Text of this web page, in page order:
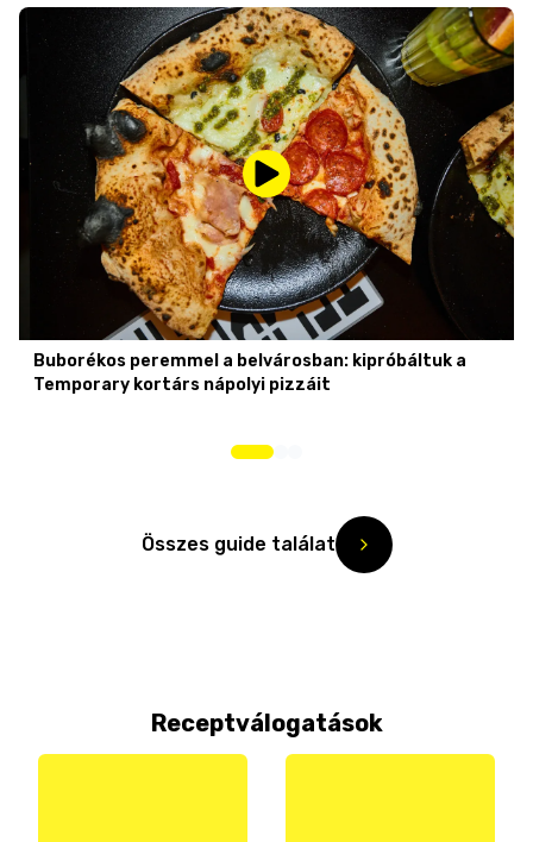
Buborékos peremmel a belvárosban: kipróbáltuk a
Temporary kortárs nápolyi pizzáit
Összes guide találat
Receptválogatások